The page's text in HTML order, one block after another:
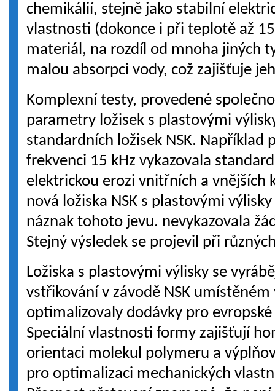
chemikálií, stejně jako stabilní
vlastnosti (dokonce i při teplotě až
materiál, na rozdíl od mnoha jiných
malou absorpci vody, což zajišťuje
Komplexní testy, provedené
parametry ložisek s plastovými
standardních ložisek NSK. Například
frekvenci 15 kHz vykazovala
elektrickou erozi vnitřních a vnějších
nová ložiska NSK s plastovými
náznak tohoto jevu. nevykazovala
Stejný výsledek se projevil při
Ložiska s plastovými výlisky se
vstřikování v závodě NSK umístěném
optimalizovaly dodávky pro
Speciální vlastnosti formy zajišťují
orientaci molekul polymeru a
pro optimalizaci mechanických